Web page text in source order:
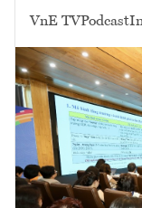
VnE TVPodcast